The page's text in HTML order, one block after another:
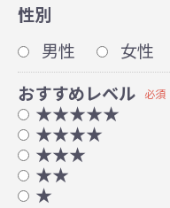
性別
男性
女性
おすすめレベル
必須
★★★★★
★★★★
★★★
★★
★